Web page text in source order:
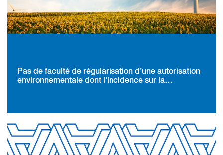
Pas de faculté de régularisation d’une autorisation
environnementale dont l’incidence sur la